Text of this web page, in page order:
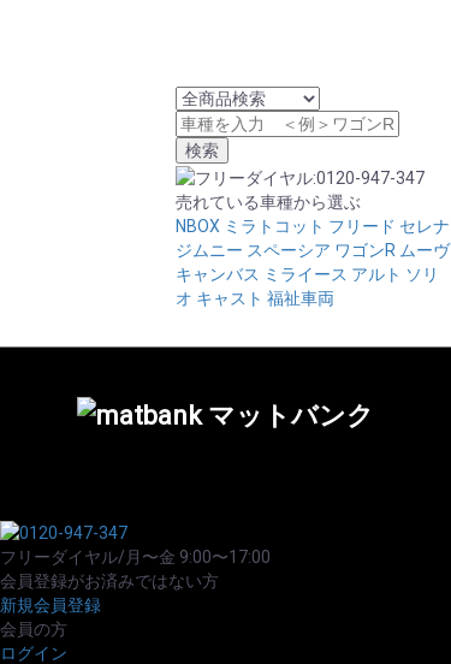
売れている車種から選ぶ
NBOX ミラトコット フリード セレナ
ジムニー スペーシア ワゴンR ムーヴ
キャンバス ミライース アルト ソリ
オ キャスト 福祉車両
フリーダイヤル/月〜金 9:00〜17:00
会員登録がお済みではない方
新規会員登録
会員の方
ログイン